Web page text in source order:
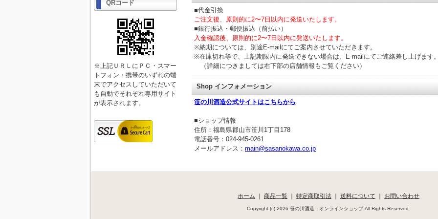
■代金引換
ご注文後、原則的に2〜7日以内に発送いたします。
■銀行振込・郵便振込（前払い）
入金確認後、原則的に2〜7日以内に発送いたします。
※納期については、別途E-mailにてご案内させていただきます。
※在庫切れ等で、上記期限内に発送できない場合は、E-mailにてご連絡差し上げます
（詳細につきましては右下部の店舗情報もご覧ください）
Shop インフォメーション
笹の川酒造公式サイトはこちらから
■ショップ情報
住所：福島県郡山市笹川1丁目178
電話番号：024-945-0261
メールアドレス： main@sasanokawa.co.jp
QRコード
※上記ＵＲＬにＰＣ・スマー
トフォン・携帯のいずれの端
末でアクセスしていただいて
も自動でそれぞれ専用サイト
が表示されます。
ホーム ｜ 商品一覧 ｜ 特定商取引法 ｜ 送料について ｜ お問い合わせ
Copyright (c) 2026 笹の川酒造 オンラインショップ All Rights Reserved.